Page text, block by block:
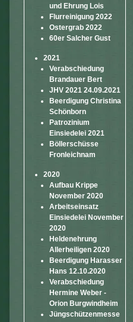
und Ehrung Lois
Flurreinigung 2022
Ostergrab 2022
60er Salcher Gust
2021
Verabschiedung
Brandauer Bert
JHV 2021 24.09.2021
Beerdigung Christina
Schönborn
Patrozinium
Einsiedelei 2021
Böllerschüsse
Fronleichnam
2020
Aufbau Krippe
November 2020
Arbeitseinsatz
Einsiedelei November
2020
Heldenehrung
Allerheiligen 2020
Beerdigung Harasser
Hans 12.10.2020
Verabschiedung
Hermine Weber -
Orion Burgwindheim
Jüngschützenmesse